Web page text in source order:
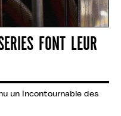
FONT LEUR
un incontournable des